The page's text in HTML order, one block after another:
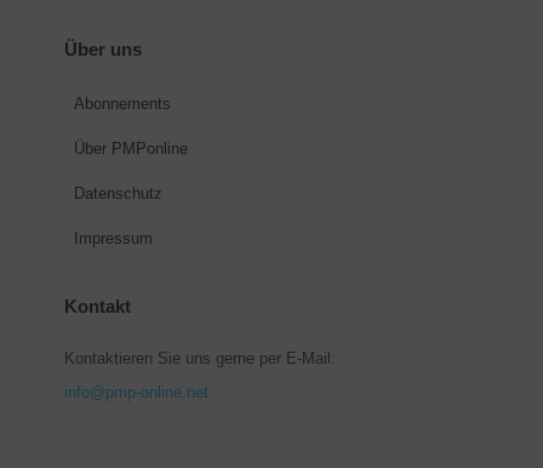
Über uns
Abonnements
Über PMPonline
Datenschutz
Impressum
Kontakt
Kontaktieren Sie uns gerne per E-Mail:
info@pmp-online.net